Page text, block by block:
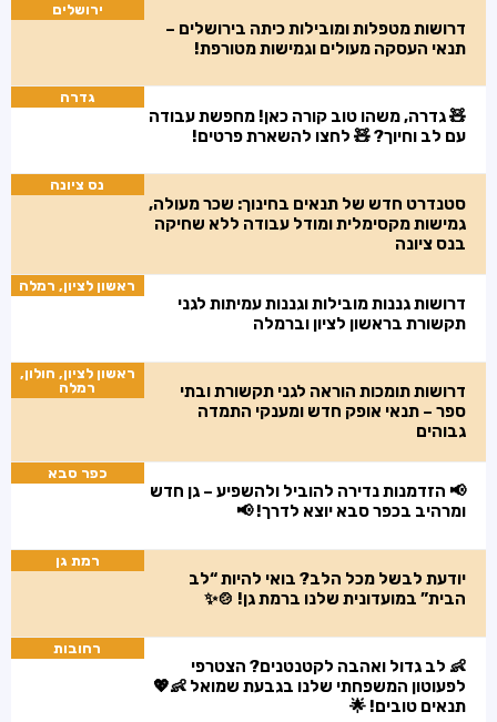
דרושות מטפלות ומובילות כיתה בירושלים –
תנאי העסקה מעולים וגמישות מטורפת!
ירושלים
🧸 גדרה, משהו טוב קורה כאן! מחפשת עבודה
עם לב וחיוך? 🧸 לחצו להשארת פרטים!
גדרה
סטנדרט חדש של תנאים בחינוך: שכר מעולה,
גמישות מקסימלית ומודל עבודה ללא שחיקה
בנס ציונה
נס ציונה
דרושות גננות מובילות וגננות עמיתות לגני
תקשורת בראשון לציון וברמלה
ראשון לציון, רמלה
דרושות תומכות הוראה לגני תקשורת ובתי
ספר – תנאי אופק חדש ומענקי התמדה
גבוהים
ראשון לציון, חולון,
רמלה
📢 הזדמנות נדירה להוביל ולהשפיע – גן חדש
ומרהיב בכפר סבא יוצא לדרך! 📢
כפר סבא
יודעת לבשל מכל הלב? בואי להיות “לב
הבית” במועדונית שלנו ברמת גן! 🍲✨
רמת גן
👶 לב גדול ואהבה לקטנטנים? הצטרפי
לפעוטון המשפחתי שלנו בגבעת שמואל 👶💖
תנאים טובים! 🌟
רחובות